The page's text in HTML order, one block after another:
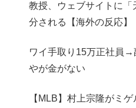
教授、ウェブサイトに
分される【海外の反応】
ワイ手取り15万正社員→
やが金がない
【MLB】村上宗隆がミ